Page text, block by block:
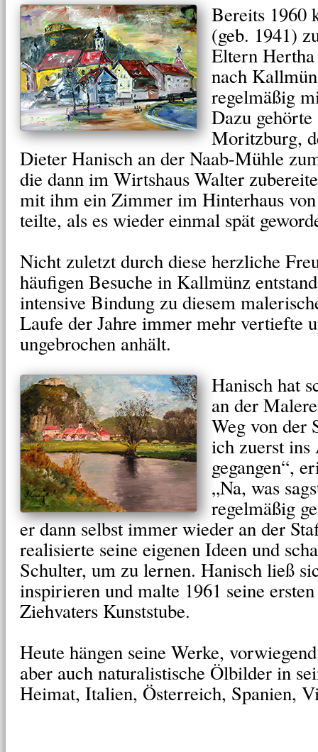
Bereits 1960
(geb. 1941)
Eltern
nach
regelmäßig
Dazu
Moritzburg,
Dieter Hanisch an der Naab-Mühle
die dann im Wirtshaus Walter
mit ihm ein Zimmer im Hinterhaus
teilte, als es wieder einmal spät
Nicht zuletzt durch diese herzliche
häufigen Besuche in Kallmünz
intensive Bindung zu diesem
Laufe der Jahre immer mehr vertiefte
ungebrochen anhält.
Hanisch hat
an der
Weg von der
ich zuerst ins
gegangen“,
„Na, was
regelmäßig
er dann selbst immer wieder an der
realisierte seine eigenen Ideen und
Schulter, um zu lernen. Hanisch ließ
inspirieren und malte 1961 seine
Ziehvaters Kunststube.
Heute hängen seine Werke,
aber auch naturalistische Ölbilder in
Heimat, Italien, Österreich, Spanien,